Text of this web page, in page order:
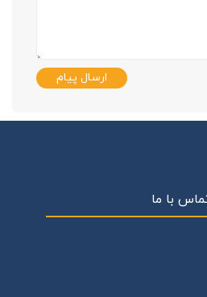
ارسال پیام
با ما